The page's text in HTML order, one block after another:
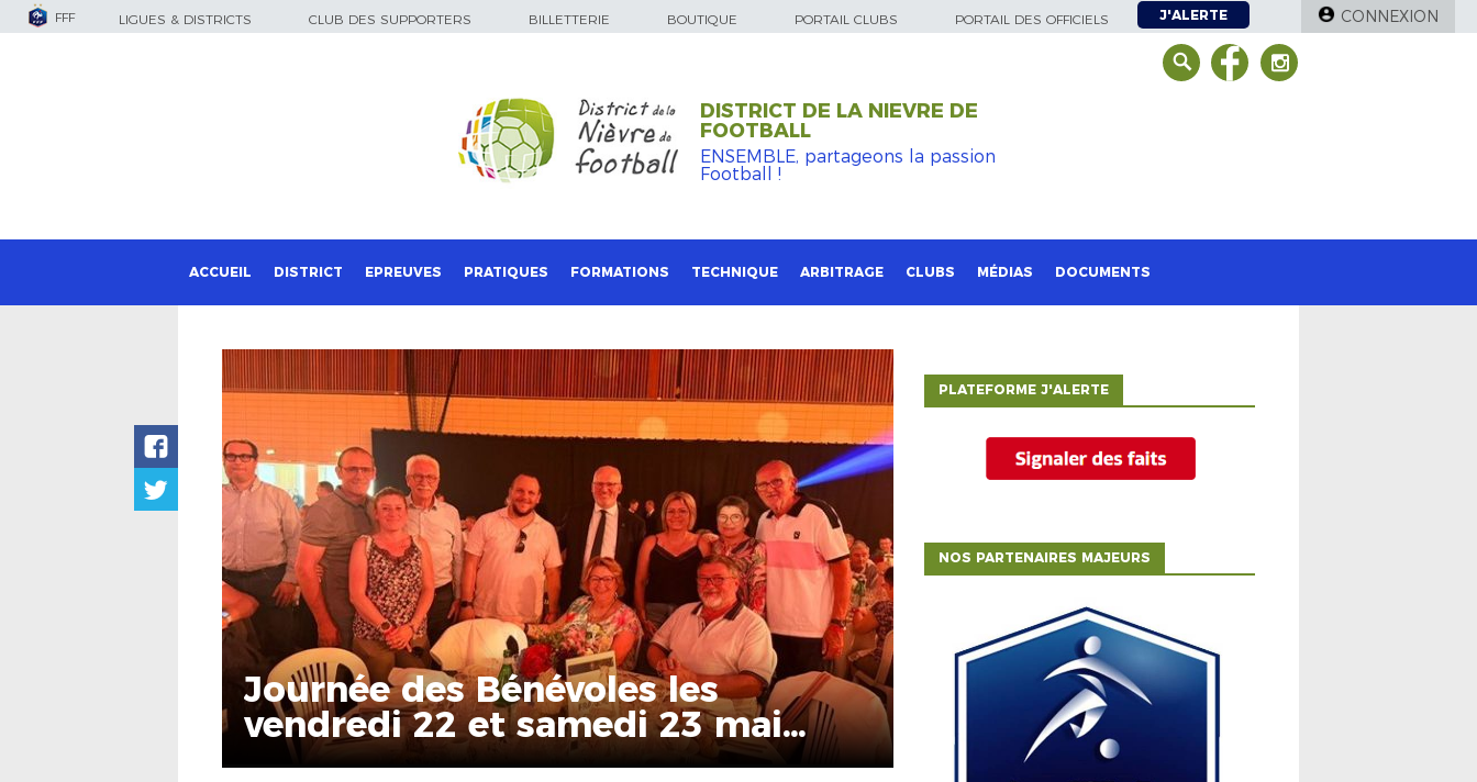
FFF LIGUES & DISTRICTS CLUB DES SUPPORTERS BILLETTERIE BOUTIQUE PORTAIL CLUBS PORTAIL DES OFFICIELS J'ALERTE CONNEXION
DISTRICT DE LA NIEVRE DE
FOOTBALL
ENSEMBLE, partageons la passion
Football !
ACCUEIL DISTRICT EPREUVES PRATIQUES FORMATIONS TECHNIQUE ARBITRAGE CLUBS MÉDIAS DOCUMENTS
Journée des Bénévoles les
vendredi 22 et samedi 23 mai
2026
PLATEFORME J'ALERTE
NOS PARTENAIRES MAJEURS